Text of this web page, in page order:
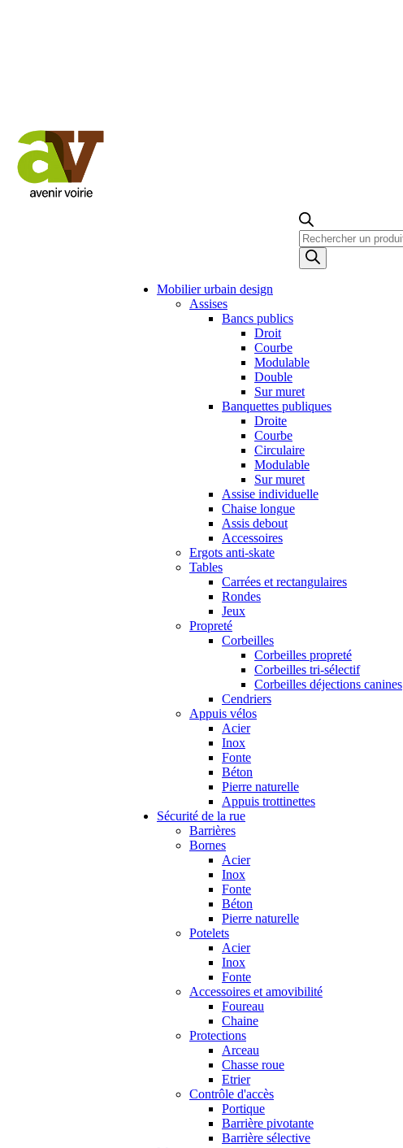
Recherche
de
produits
Mobilier urbain design
Assises
Bancs publics
Droit
Courbe
Modulable
Double
Sur muret
Banquettes publiques
Droite
Courbe
Circulaire
Modulable
Sur muret
Assise individuelle
Chaise longue
Assis debout
Accessoires
Ergots anti-skate
Tables
Carrées et rectangulaires
Rondes
Jeux
Propreté
Corbeilles
Corbeilles propreté
Corbeilles tri-sélectif
Corbeilles déjections canines
Cendriers
Appuis vélos
Acier
Inox
Fonte
Béton
Pierre naturelle
Appuis trottinettes
Sécurité de la rue
Barrières
Bornes
Acier
Inox
Fonte
Béton
Pierre naturelle
Potelets
Acier
Inox
Fonte
Accessoires et amovibilité
Foureau
Chaine
Protections
Arceau
Chasse roue
Etrier
Contrôle d'accès
Portique
Barrière pivotante
Barrière sélective